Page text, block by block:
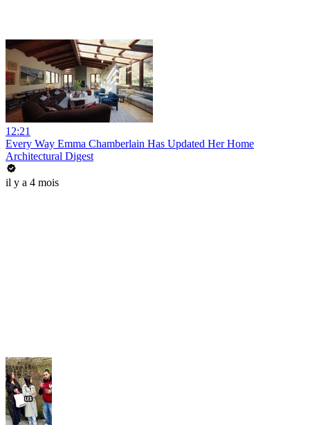
12:21
Every Way Emma Chamberlain Has Updated Her Home
Architectural Digest
il y a 4 mois